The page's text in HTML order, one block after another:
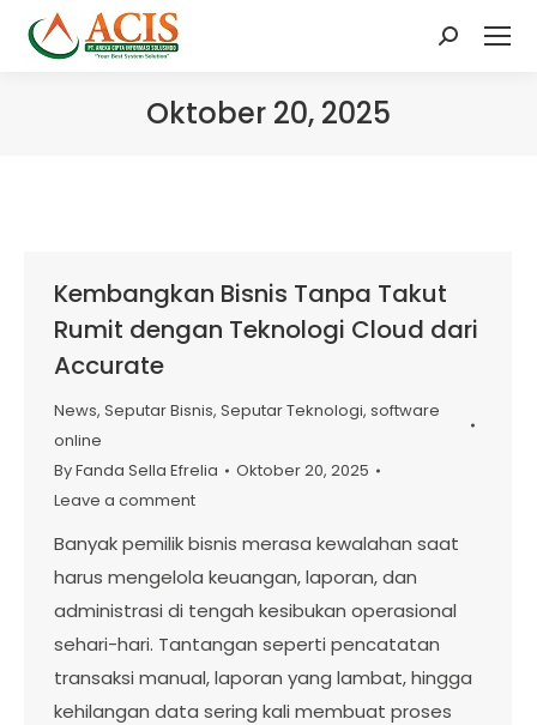
Search:
Oktober 20, 2025
Kembangkan Bisnis Tanpa Takut
Rumit dengan Teknologi Cloud dari
Accurate
News, Seputar Bisnis, Seputar Teknologi, software
online
ByFanda Sella Efrelia
Oktober 20, 2025
Leave a comment
Banyak pemilik bisnis merasa kewalahan saat
harus mengelola keuangan, laporan, dan
administrasi di tengah kesibukan operasional
sehari-hari. Tantangan seperti pencatatan
transaksi manual, laporan yang lambat, hingga
kehilangan data sering kali membuat proses